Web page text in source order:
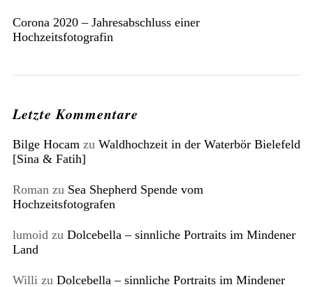
Corona 2020 – Jahresabschluss einer
Hochzeitsfotografin
Letzte Kommentare
Bilge Hocamzu Waldhochzeit in der Waterbör Bielefeld
[Sina & Fatih]
Romanzu Sea Shepherd Spende vom
Hochzeitsfotografen
lumoidzu Dolcebella – sinnliche Portraits im Mindener
Land
Willizu Dolcebella – sinnliche Portraits im Mindener